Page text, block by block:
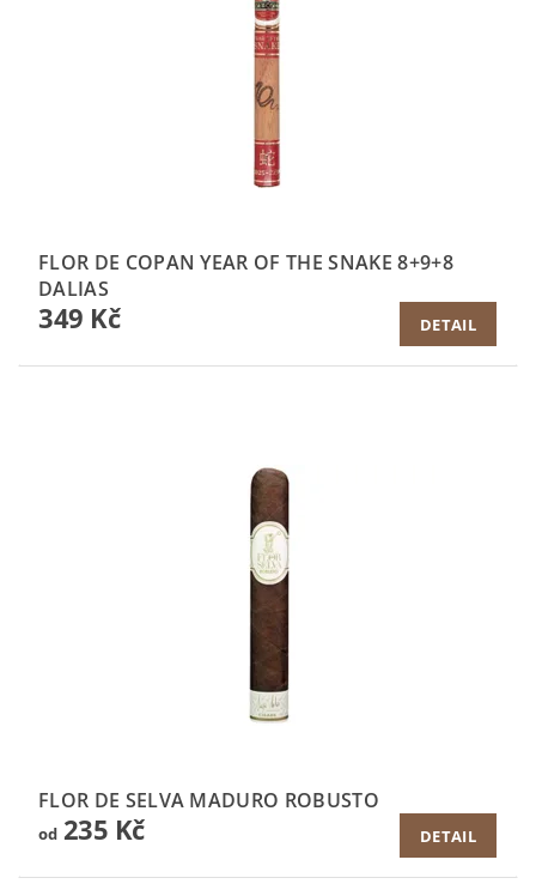
FLOR DE COPAN YEAR OF THE SNAKE 8+9+8
DALIAS
349 Kč DETAIL
FLOR DE SELVA MADURO ROBUSTO
od235 Kč DETAIL